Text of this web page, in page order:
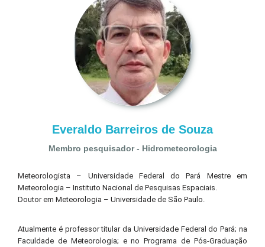
Everaldo Barreiros de Souza
Membro pesquisador - Hidrometeorologia
Meteorologista – Universidade Federal do Pará Mestre em
Meteorologia – Instituto Nacional de Pesquisas Espaciais.
Doutor em Meteorologia – Universidade de São Paulo.
Atualmente é professor titular da Universidade Federal do Pará; na
Faculdade de Meteorologia; e no Programa de Pós-Graduação